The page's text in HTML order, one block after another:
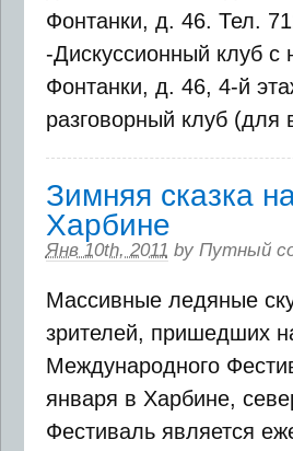
Фонтанки, д. 46. Тел.
-Дискуссионный клуб с
Фонтанки, д. 46, 4-й
разговорный клуб
Зимняя сказка
Харбине
Янв 10th, 2011 by Путный
Массивные ледяные
зрителей, пришедших
Международного
января в Харбине,
Фестиваль является